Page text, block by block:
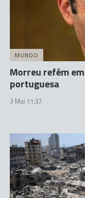
MUNDO
Morreu refém
portuguesa
3 Mai 11:37